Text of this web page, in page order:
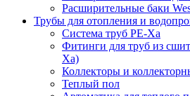
Расширительные баки
Трубы для отопления и
Система труб PE-Xa
Фитинги для труб из
Xa)
Коллекторы и
Теплый пол